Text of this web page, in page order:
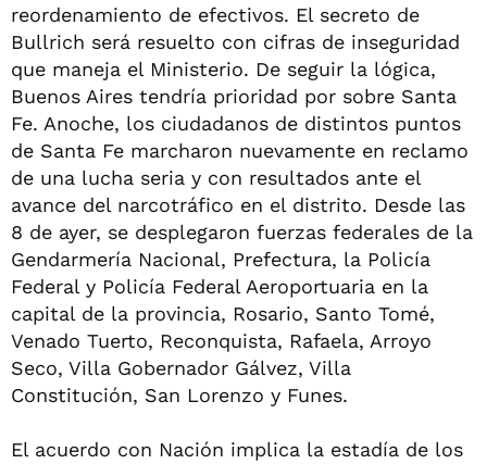
reordenamiento de efectivos. El secreto de
Bullrich será resuelto con cifras de inseguridad
que maneja el Ministerio. De seguir la lógica,
Buenos Aires tendría prioridad por sobre Santa
Fe. Anoche, los ciudadanos de distintos puntos
de Santa Fe marcharon nuevamente en reclamo
de una lucha seria y con resultados ante el
avance del narcotráfico en el distrito. Desde las
8 de ayer, se desplegaron fuerzas federales de la
Gendarmería Nacional, Prefectura, la Policía
Federal y Policía Federal Aeroportuaria en la
capital de la provincia, Rosario, Santo Tomé,
Venado Tuerto, Reconquista, Rafaela, Arroyo
Seco, Villa Gobernador Gálvez, Villa
Constitución, San Lorenzo y Funes.
El acuerdo con Nación implica la estadía de los